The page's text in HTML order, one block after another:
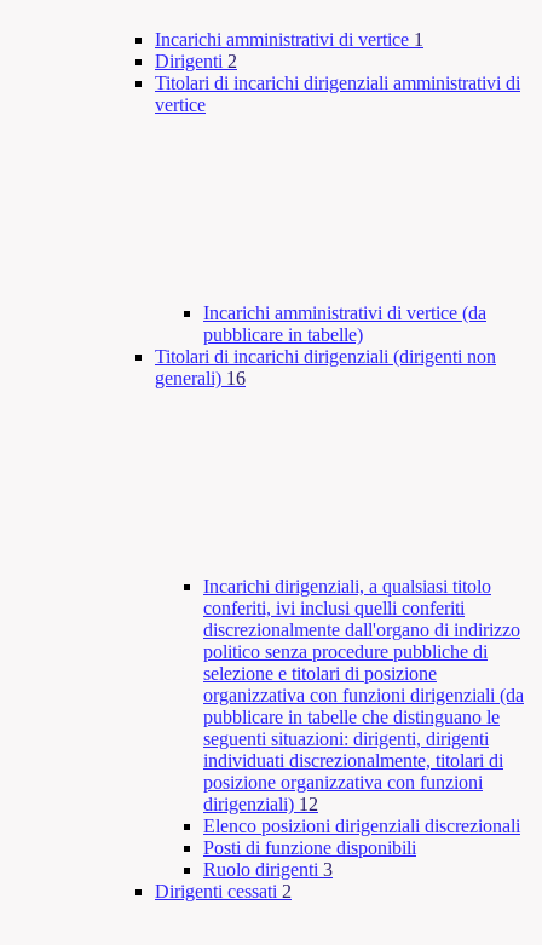
Incarichi amministrativi di vertice 1
Dirigenti 2
Titolari di incarichi dirigenziali amministrativi di
vertice
Incarichi amministrativi di vertice (da
pubblicare in tabelle)
Titolari di incarichi dirigenziali (dirigenti non
generali) 16
Incarichi dirigenziali, a qualsiasi titolo
conferiti, ivi inclusi quelli conferiti
discrezionalmente dall'organo di indirizzo
politico senza procedure pubbliche di
selezione e titolari di posizione
organizzativa con funzioni dirigenziali (da
pubblicare in tabelle che distinguano le
seguenti situazioni: dirigenti, dirigenti
individuati discrezionalmente, titolari di
posizione organizzativa con funzioni
dirigenziali) 12
Elenco posizioni dirigenziali discrezionali
Posti di funzione disponibili
Ruolo dirigenti 3
Dirigenti cessati 2